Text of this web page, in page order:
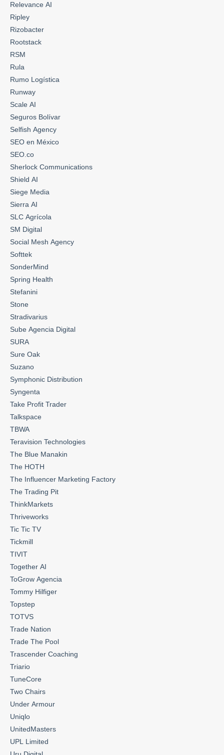
Relevance AI
Ripley
Rizobacter
Rootstack
RSM
Rula
Rumo Logística
Runway
Scale AI
Seguros Bolívar
Selfish Agency
SEO en México
SEO.co
Sherlock Communications
Shield AI
Siege Media
Sierra AI
SLC Agrícola
SM Digital
Social Mesh Agency
Softtek
SonderMind
Spring Health
Stefanini
Stone
Stradivarius
Sube Agencia Digital
SURA
Sure Oak
Suzano
Symphonic Distribution
Syngenta
Take Profit Trader
Talkspace
TBWA
Teravision Technologies
The Blue Manakin
The HOTH
The Influencer Marketing Factory
The Trading Pit
ThinkMarkets
Thriveworks
Tic Tic TV
Tickmill
TIVIT
Together AI
ToGrow Agencia
Tommy Hilfiger
Topstep
TOTVS
Trade Nation
Trade The Pool
Trascender Coaching
Triario
TuneCore
Two Chairs
Under Armour
Uniqlo
UnitedMasters
UPL Limited